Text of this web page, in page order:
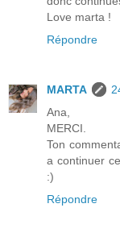
Love marta !
Répondre
MARTA
Ana,
MERCI.
Ton
a continuer
:)
Répondre